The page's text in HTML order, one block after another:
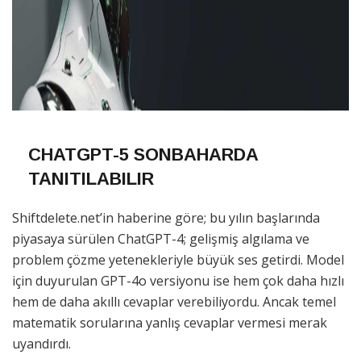
CHATGPT-5 SONBAHARDA
TANITILABILIR
Shiftdelete.net’in haberine göre; bu yılın başlarında
piyasaya sürülen ChatGPT-4; gelişmiş algılama ve
problem çözme yetenekleriyle büyük ses getirdi. Model
için duyurulan GPT-4o versiyonu ise hem çok daha hızlı
hem de daha akıllı cevaplar verebiliyordu. Ancak temel
matematik sorularına yanlış cevaplar vermesi merak
uyandırdı.